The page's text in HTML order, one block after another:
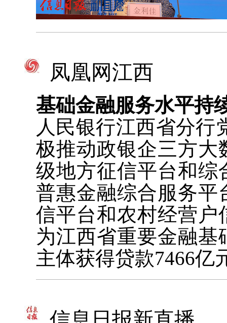
凤凰网江西
基础金融服务水平持
人民银行江西省分行
极推动政银企三方大
级地方征信平台和综
普惠金融综合服务平
信平台和农村经营户
为江西省重要金融
主体获得贷款7466亿